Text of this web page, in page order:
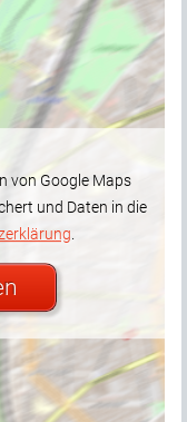
von Google Maps
und Daten in die
.